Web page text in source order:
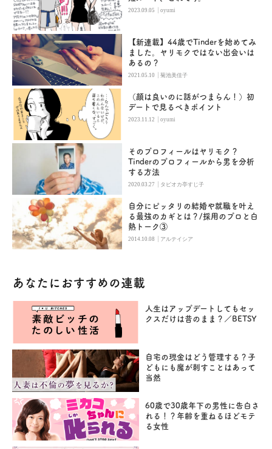
2023.09.05 |oyumi
【新連載】44歳でTinderを始めてみ
ました。ヤリモクではない出会いは
あるの？
2021.05.10 |菊池美佳子
（顔は良いのに話がつまらん！）初
デートで見るべきポイント
2023.11.12 |oyumi
そのプロフィールはヤリモク？
Tinderのプロフィールから男を分析
する方法
2020.03.27 | タピオカ亭すじ子
自分にピッタリの結婚や就職を叶え
る最強のカギとは？/採用のプロと白
熱トーク③
2014.10.08 | アルテイシア
あなたにおすすめの連載
人生はアップデートしてもセッ
クスだけは昔のまま？／BETSY
自宅の現金はどう管理する？子
どもにも魔が刺すことはあって
当然
60歳で30歳年下の男性に告白さ
れる！？年齢を重ねるほどモテ
る女性